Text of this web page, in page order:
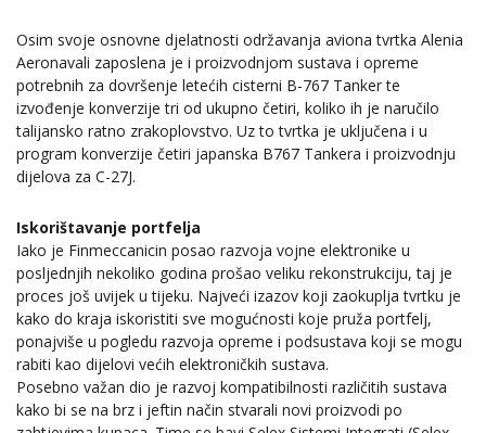
Osim svoje osnovne djelatnosti održavanja aviona tvrtka Alenia
Aeronavali zaposlena je i proizvodnjom sustava i opreme
potrebnih za dovršenje letećih cisterni B-767 Tanker te
izvođenje konverzije tri od ukupno četiri, koliko ih je naručilo
talijansko ratno zrakoplovstvo. Uz to tvrtka je uključena i u
program konverzije četiri japanska B767 Tankera i proizvodnju
dijelova za C-27J.
Iskorištavanje portfelja
Iako je Finmeccanicin posao razvoja vojne elektronike u
posljednjih nekoliko godina prošao veliku rekonstrukciju, taj je
proces još uvijek u tijeku. Najveći izazov koji zaokuplja tvrtku je
kako do kraja iskoristiti sve mogućnosti koje pruža portfelj,
ponajviše u pogledu razvoja opreme i podsustava koji se mogu
rabiti kao dijelovi većih elektroničkih sustava.
Posebno važan dio je razvoj kompatibilnosti različitih sustava
kako bi se na brz i jeftin način stvarali novi proizvodi po